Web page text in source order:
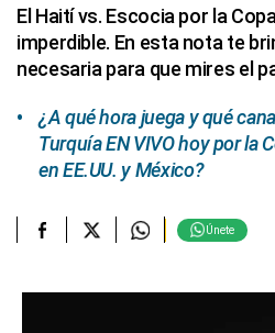
El Haití vs. Escocia por la
imperdible. En esta nota te
necesaria para que mires el
¿A qué hora juega y qué
Turquía EN VIVO hoy por la
en EE.UU. y México?
Únete